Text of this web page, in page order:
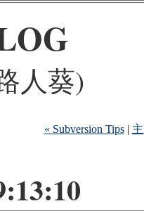
人葵)
« Subversion Tips|